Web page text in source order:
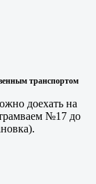
транспортом
доехать на
№17 до